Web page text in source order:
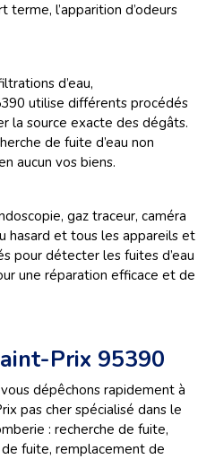
terme, l’apparition d’odeurs
d’eau,
utilise différents procédés
la source exacte des dégâts.
de fuite d’eau non
aucun vos biens.
gaz traceur, caméra
hasard et tous les appareils et
pour détecter les fuites d’eau
une réparation efficace et de
Prix 95390
dépêchons rapidement à
pas cher spécialisé dans le
: recherche de fuite,
fuite, remplacement de